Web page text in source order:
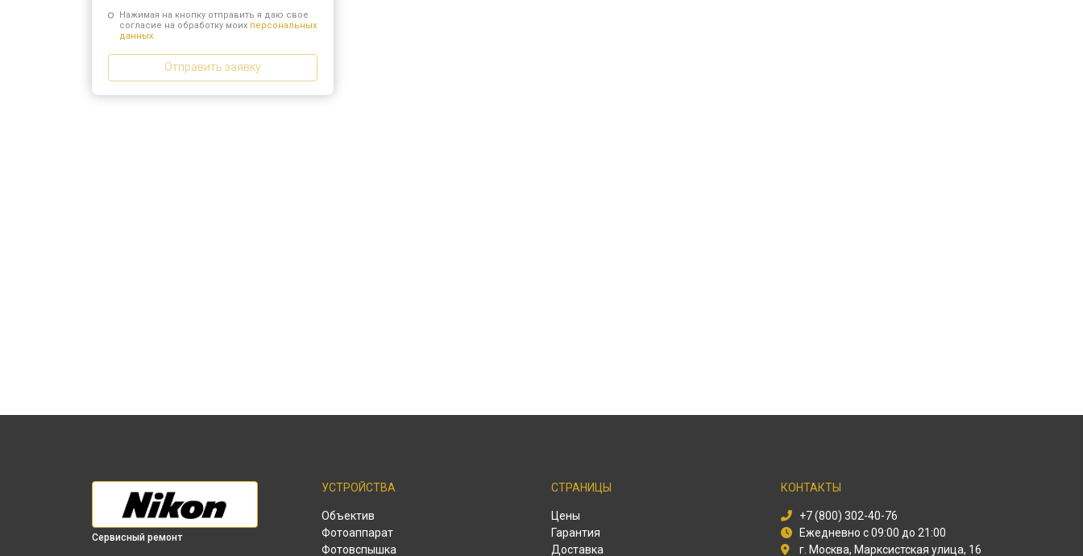
Нажимая на кнопку отправить я даю свое
согласие на обработку моих персональных
данных.
Отправить заявку
Сервисный ремонт
УСТРОЙСТВА
Объектив
Фотоаппарат
Фотовспышка
СТРАНИЦЫ
Цены
Гарантия
Доставка
КОНТАКТЫ
+7 (800) 302-40-76
Ежедневно с 09:00 до 21:00
г. Москва, Марксистская улица, 16